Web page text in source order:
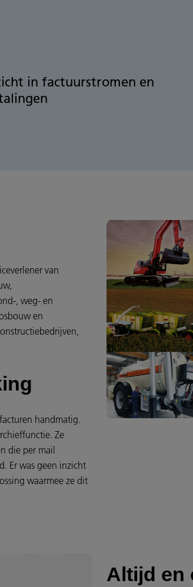
in factuurstromen en
van
, weg- en
en
handmatig.
Ze
die per mail
Er was geen inzicht
waarmee ze dit
Altijd en